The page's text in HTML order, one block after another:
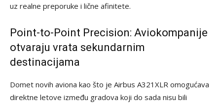
uz realne preporuke i lične afinitete.
Point-to-Point Precision: Aviokompanije
otvaraju vrata sekundarnim
destinacijama
Domet novih aviona kao što je Airbus A321XLR omogućava
direktne letove između gradova koji do sada nisu bili